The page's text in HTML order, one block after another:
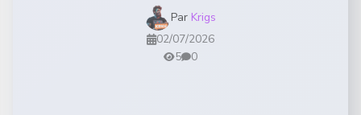
Par Krigs
02/07/2026
5
0